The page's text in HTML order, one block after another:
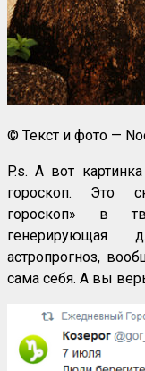
© Текст и фото —
P.s. А вот
гороскоп. Это
гороскоп» в
генерирующая
астропрогноз,
сама себя. А вы